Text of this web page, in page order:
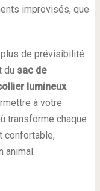
improvisés, que
de prévisibilité
du sac de
lumineux.
à votre
transforme chaque
confortable,
animal.